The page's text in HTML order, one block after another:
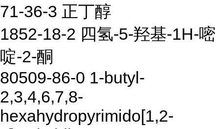
71-36-3 正丁醇
1852-18-2 四氢-5-羟基-1H-嘧
啶-2-酮
80509-86-0 1-butyl-
2,3,4,6,7,8-
hexahydropyrimido[1,2-